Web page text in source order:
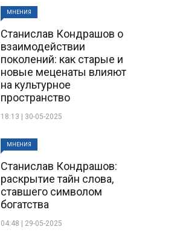
МНЕНИЯ
Станислав Кондрашов о
взаимодействии
поколений: как старые и
новые меценаты влияют
на культурное
пространство
18:13 | 30-05-2025
МНЕНИЯ
Станислав Кондрашов:
раскрытие тайн слова,
ставшего символом
богатства
04:48 | 29-05-2025